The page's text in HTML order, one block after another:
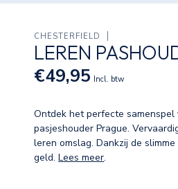
CHESTERFIELD
LEREN
€49,95 Incl. btw
Ontdek het perfecte
pasjeshouder Prague.
leren omslag. Dankzij de
geld.Lees meer.